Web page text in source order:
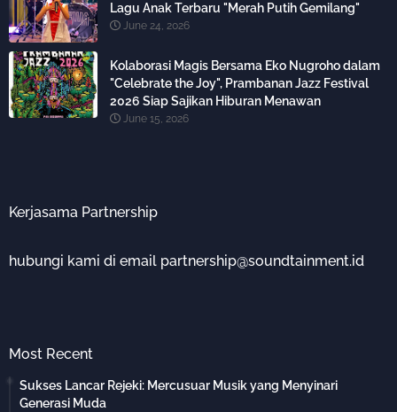
Lagu Anak Terbaru "Merah Putih Gemilang"
June 24, 2026
Kolaborasi Magis Bersama Eko Nugroho dalam
"Celebrate the Joy", Prambanan Jazz Festival
2026 Siap Sajikan Hiburan Menawan
June 15, 2026
Kerjasama Partnership
hubungi kami di email partnership@soundtainment.id
Most Recent
Sukses Lancar Rejeki: Mercusuar Musik yang Menyinari
Generasi Muda